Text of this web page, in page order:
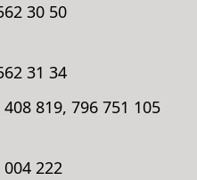
30 50
31 34
819, 796 751 105
222